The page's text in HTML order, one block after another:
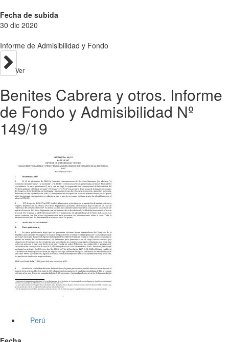
Fecha de subida
30 dic 2020
Informe de Admisibilidad y Fondo
Ver
Benites Cabrera y otros. Informe
de Fondo y Admisibilidad Nº
149/19
Perú